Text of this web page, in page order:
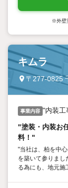
※外壁
キムラ
〒277-0825
事業内容 "内装工
"塗装・内装お
料！"
"当社は、柏を中
を築いて参りまし
る為にも、地元施